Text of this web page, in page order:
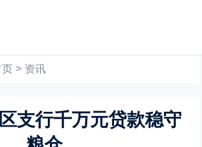
> 资讯
支行千万元贷款稳守